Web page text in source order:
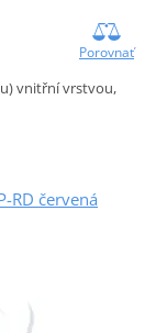
Porovnať
vnitřní vrstvou,
RD červená